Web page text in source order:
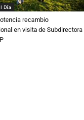
Día
recambio
en visita de Subdirectora